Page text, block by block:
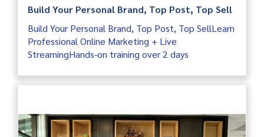
Build Your Personal Brand, Top Post, Top Sell
Build Your Personal Brand, Top Post, Top SellLearn
Professional Online Marketing + Live
StreamingHands-on training over 2 days